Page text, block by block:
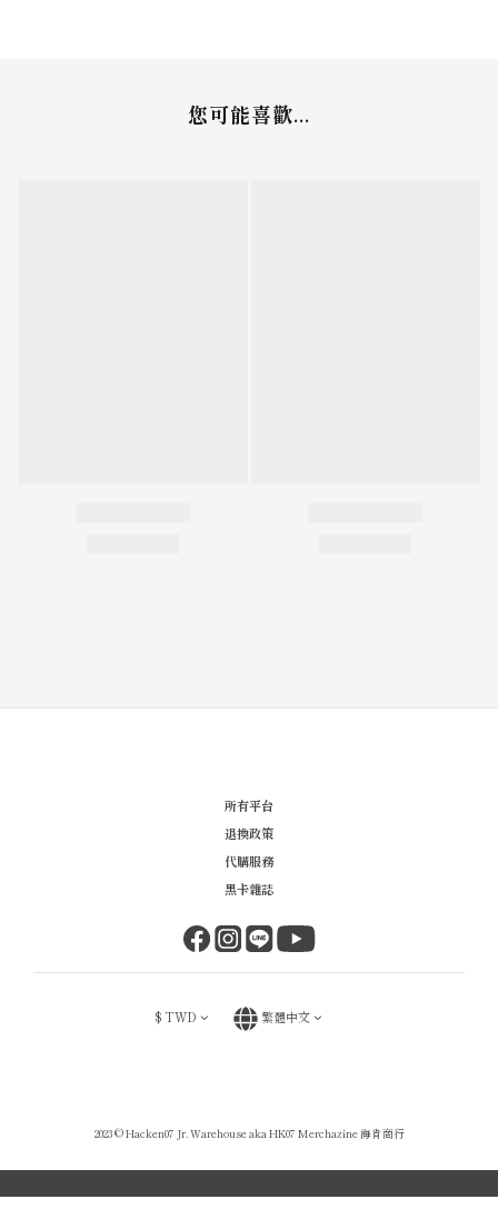
您可能喜歡...
所有平台
退換政策
代購服務
黑卡雜誌
$TWD 繁體中文
2023 © Hacken07 Jr. Warehouse aka HK07 Merchazine 海肯商行